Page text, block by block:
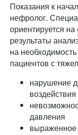
Показания к
нефролог.
ориентируется
результаты
на
пациентов с
нарушение
давления
выраженное